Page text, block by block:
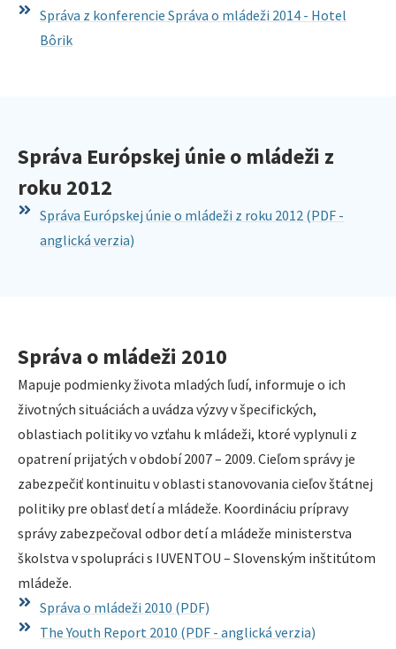
Správa z konferencie Správa o mládeži 2014 - Hotel
Bôrik
Správa Európskej únie o mládeži z
roku 2012
Správa Európskej únie o mládeži z roku 2012 (PDF -
anglická verzia)
Správa o mládeži 2010
Mapuje podmienky života mladých ľudí, informuje o ich
životných situáciách a uvádza výzvy v špecifických,
oblastiach politiky vo vzťahu k mládeži, ktoré vyplynuli z
opatrení prijatých v období 2007 – 2009. Cieľom správy je
zabezpečiť kontinuitu v oblasti stanovovania cieľov štátnej
politiky pre oblasť detí a mládeže. Koordináciu prípravy
správy zabezpečoval odbor detí a mládeže ministerstva
školstva v spolupráci s IUVENTOU – Slovenským inštitútom
mládeže.
Správa o mládeži 2010 (PDF)
The Youth Report 2010 (PDF - anglická verzia)